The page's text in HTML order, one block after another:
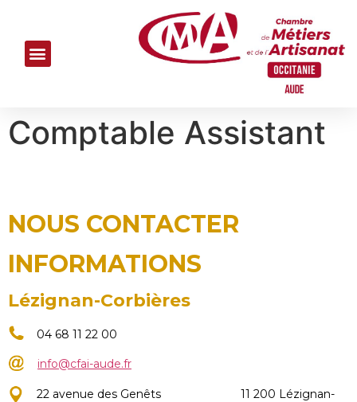
Comptable Assistant
NOUS CONTACTER
INFORMATIONS
Lézignan-Corbières
04 68 11 22 00
info@cfai-aude.fr
22 avenue des Genêts 11 200 Lézignan-